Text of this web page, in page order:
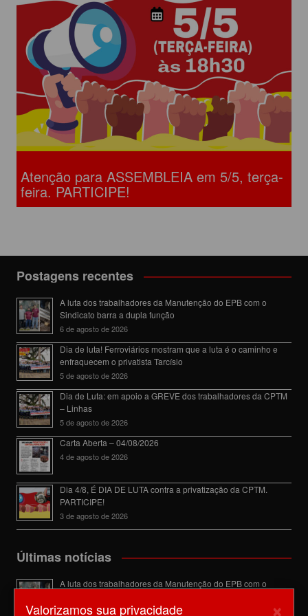
Atenção para ASSEMBLEIA em 5/5, terça-
feira. PARTICIPE!
Postagens recentes
A luta dos trabalhadores da Manutenção do EPB com o
Sindicato barra a dupla função
6 de agosto de 2026
Dia de luta! Ferroviários mostram que a luta é o caminho e
enfraquecem o privatista Tarcísio
5 de agosto de 2026
Dia de Luta: em apoio a GREVE dos trabalhadores da CPTM
– Linhas
5 de agosto de 2026
Carta Aberta – 04/08/2026
4 de agosto de 2026
Dia 4/8, É DIA DE LUTA contra a privatização da CPTM.
PARTICIPE!
3 de agosto de 2026
Últimas notícias
A luta dos trabalhadores da Manutenção do EPB com o
6 de agosto de 2026
Valorizamos sua privacidade ×